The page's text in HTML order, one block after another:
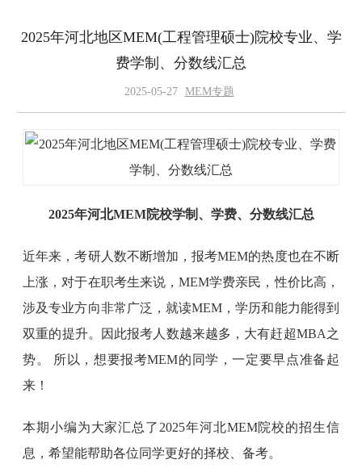
2025年河北地区MEM(工程管理硕士)院校专业、学
费学制、分数线汇总
2025-05-27 MEM专题
2025年河北MEM院校学制、学费、分数线汇总
近年来，考研人数不断增加，报考MEM的热度也在不断
上涨，对于在职考生来说，MEM学费亲民，性价比高，
涉及专业方向非常广泛，就读MEM，学历和能力能得到
双重的提升。因此报考人数越来越多，大有赶超MBA之
势。 所以，想要报考MEM的同学，一定要早点准备起
来！
本期小编为大家汇总了2025年河北MEM院校的招生信
息，希望能帮助各位同学更好的择校、备考。